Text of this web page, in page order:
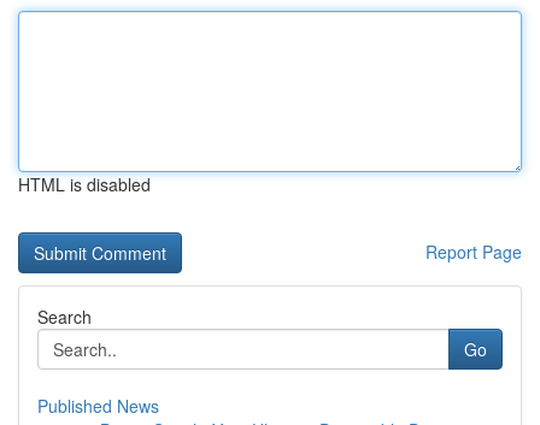
HTML is disabled
Report Page
Search
Go
Published News